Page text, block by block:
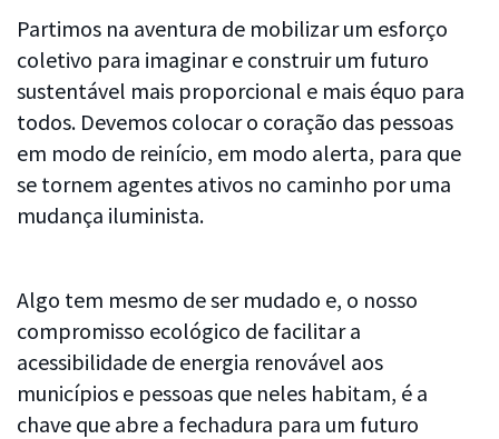
Partimos na aventura de mobilizar um esforço
coletivo para imaginar e construir um futuro
sustentável mais proporcional e mais équo para
todos. Devemos colocar o coração das pessoas
em modo de reinício, em modo alerta, para que
se tornem agentes ativos no caminho por uma
mudança iluminista.
Algo tem mesmo de ser mudado e, o nosso
compromisso ecológico de facilitar a
acessibilidade de energia renovável aos
municípios e pessoas que neles habitam, é a
chave que abre a fechadura para um futuro